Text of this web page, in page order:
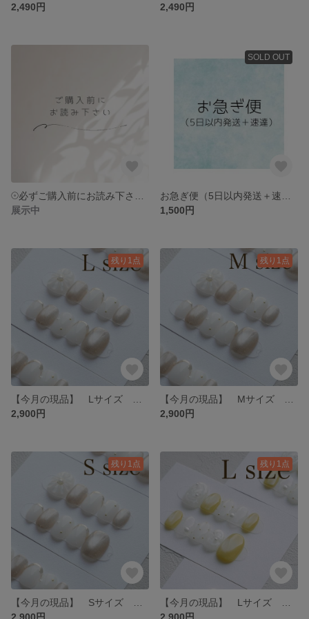
2,490円
2,490円
展示中
SOLD OUT
1,500円
残り1点
2,900円
残り1点
2,900円
残り1点
2,900円
残り1点
2,900円